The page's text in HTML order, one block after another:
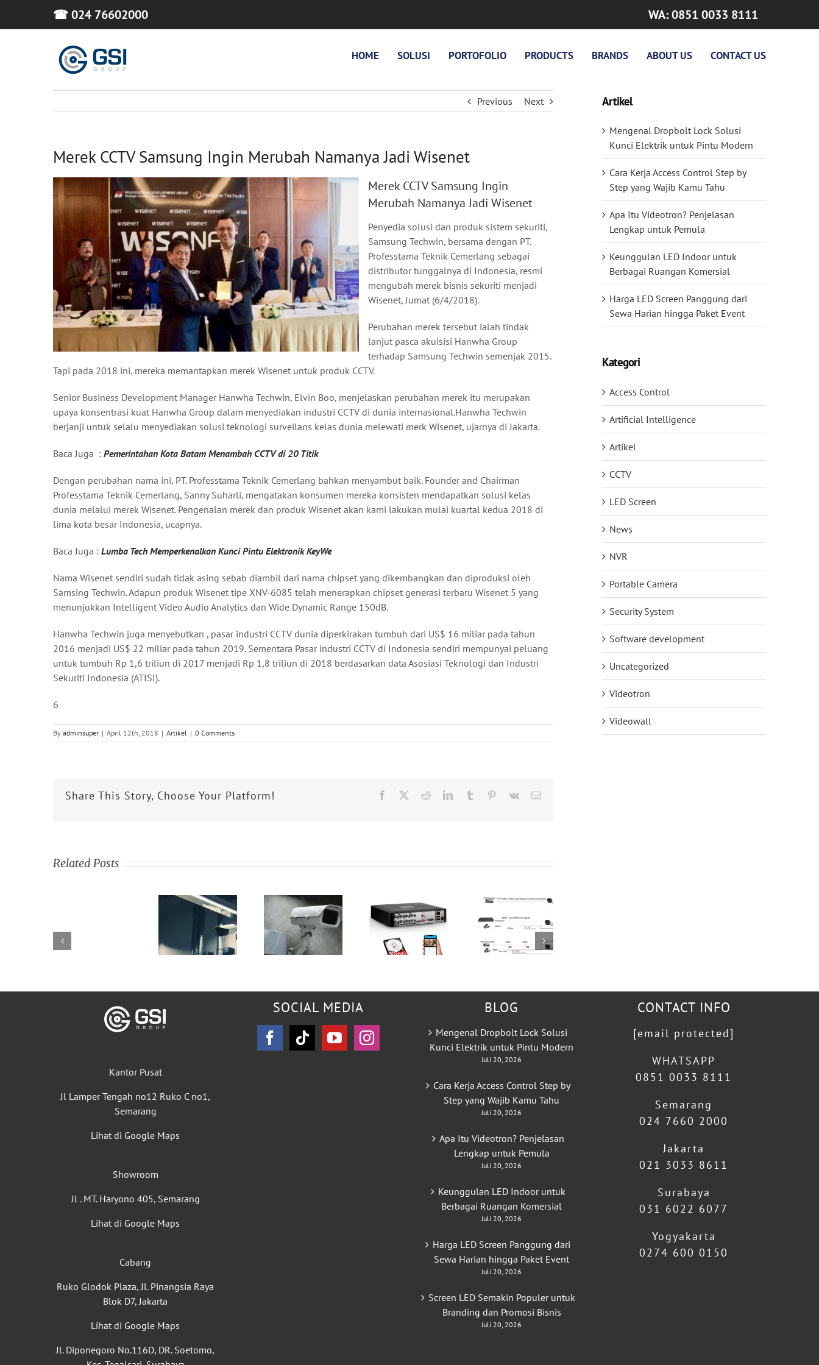
☎ 024 76602000 WA: 0851 0033 8111
HOME SOLUSI PORTOFOLIO PRODUCTS BRANDS ABOUT US CONTACT US
Previous Next
Merek CCTV Samsung Ingin Merubah Namanya Jadi Wisenet
Merek CCTV Samsung Ingin
Merubah Namanya Jadi Wisenet
Penyedia solusi dan produk sistem sekuriti,
Samsung Techwin, bersama dengan PT.
Professtama Teknik Cemerlang sebagai
distributor tunggalnya di Indonesia, resmi
mengubah merek bisnis sekuriti menjadi
Wisenet, Jumat (6/4/2018).
Perubahan merek tersebut ialah tindak
lanjut pasca akuisisi Hanwha Group
terhadap Samsung Techwin semenjak 2015.
Tapi pada 2018 ini, mereka memantapkan merek Wisenet untuk produk CCTV.
Senior Business Development Manager Hanwha Techwin, Elvin Boo, menjelaskan perubahan merek itu merupakan
upaya konsentrasi kuat Hanwha Group dalam menyediakan industri CCTV di dunia internasional.Hanwha Techwin
berjanji untuk selalu menyediakan solusi teknologi surveilans kelas dunia melewati merk Wisenet, ujarnya di Jakarta.
Baca Juga : Pemerintahan Kota Batam Menambah CCTV di 20 Titik
Dengan perubahan nama ini, PT. Professtama Teknik Cemerlang bahkan menyambut baik. Founder and Chairman
Professtama Teknik Cemerlang, Sanny Suharli, mengatakan konsumen mereka konsisten mendapatkan solusi kelas
dunia melalui merek Wisenet. Pengenalan merek dan produk Wisenet akan kami lakukan mulai kuartal kedua 2018 di
lima kota besar Indonesia, ucapnya.
Baca Juga : Lumba Tech Memperkenalkan Kunci Pintu Elektronik KeyWe
Nama Wisenet sendiri sudah tidak asing sebab diambil dari nama chipset yang dikembangkan dan diproduksi oleh
Samsing Techwin. Adapun produk Wisenet tipe XNV-6085 telah menerapkan chipset generasi terbaru Wisenet 5 yang
menunjukkan Intelligent Video Audio Analytics dan Wide Dynamic Range 150dB.
Hanwha Techwin juga menyebutkan , pasar industri CCTV dunia diperkirakan tumbuh dari US$ 16 miliar pada tahun
2016 menjadi US$ 22 miliar pada tahun 2019. Sementara Pasar industri CCTV di Indonesia sendiri mempunyai peluang
untuk tumbuh Rp 1,6 triliun di 2017 menjadi Rp 1,8 triliun di 2018 berdasarkan data Asosiasi Teknologi dan Industri
Sekuriti Indonesia (ATISI).
6
By adminsuper | April 12th, 2018 | Artikel | 0 Comments
Share This Story, Choose Your Platform! Facebook RedditLinkedInTumblr Pinterest
Vk Email
Related Posts
Artikel
Mengenal Dropbolt Lock Solusi
Kunci Elektrik untuk Pintu Modern
Cara Kerja Access Control Step by
Step yang Wajib Kamu Tahu
Apa Itu Videotron? Penjelasan
Lengkap untuk Pemula
Keunggulan LED Indoor untuk
Berbagai Ruangan Komersial
Harga LED Screen Panggung dari
Sewa Harian hingga Paket Event
Kategori
Access Control
Artificial Intelligence
Artikel
CCTV
LED Screen
News
NVR
Portable Camera
Security System
Software development
Uncategorized
Videotron
Videowall
Kantor Pusat
Jl Lamper Tengah no12 Ruko C no1,
Semarang
Lihat di Google Maps
Showroom
Jl . MT. Haryono 405, Semarang
Lihat di Google Maps
Cabang
Ruko Glodok Plaza, Jl. Pinangsia Raya
Blok D7, Jakarta
Lihat di Google Maps
Jl. Diponegoro No.116D, DR. Soetomo,
SOCIAL MEDIA BLOG
Mengenal Dropbolt Lock Solusi
Kunci Elektrik untuk Pintu Modern
Juli 20, 2026
Cara Kerja Access Control Step by
Step yang Wajib Kamu Tahu
Juli 20, 2026
Apa Itu Videotron? Penjelasan
Lengkap untuk Pemula
Juli 20, 2026
Keunggulan LED Indoor untuk
Berbagai Ruangan Komersial
Juli 20, 2026
Harga LED Screen Panggung dari
Sewa Harian hingga Paket Event
Juli 20, 2026
Screen LED Semakin Populer untuk
Branding dan Promosi Bisnis
Juli 20, 2026
CONTACT INFO
[email protected]
WHATSAPP
0851 0033 8111
Semarang
024 7660 2000
Jakarta
021 3033 8611
Surabaya
031 6022 6077
Yogyakarta
0274 600 0150